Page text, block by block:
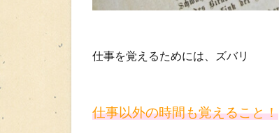
仕事を覚えるためには、ズバリ
仕事以外の時間も覚えること！